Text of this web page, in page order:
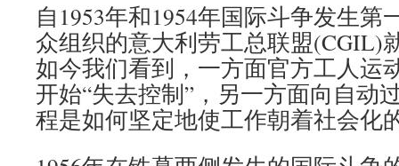
自1953年和1954年国际斗争发生第
众组织的意大利劳工总联盟(CGIL)
如今我们看到，一方面官方工人运
开始“失去控制”，另一方面向自动
程是如何坚定地使工作朝着社会化